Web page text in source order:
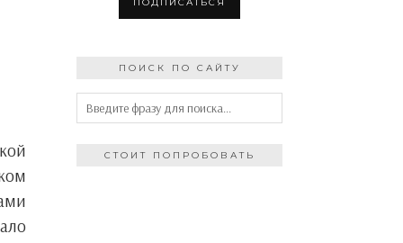
ПОИСК ПО САЙТУ
СТОИТ ПОПРОБОВАТЬ